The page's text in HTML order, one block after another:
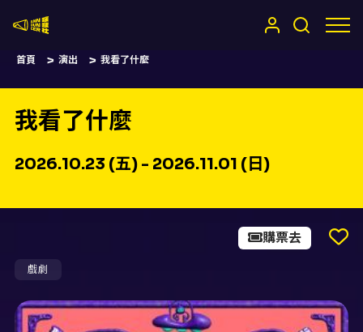
首頁 演出 我看了什麼
我看了什麼
2026.10.23 (五) - 2026.11.01 (日)
戲劇
購票去